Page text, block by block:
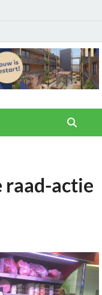
raad-actie